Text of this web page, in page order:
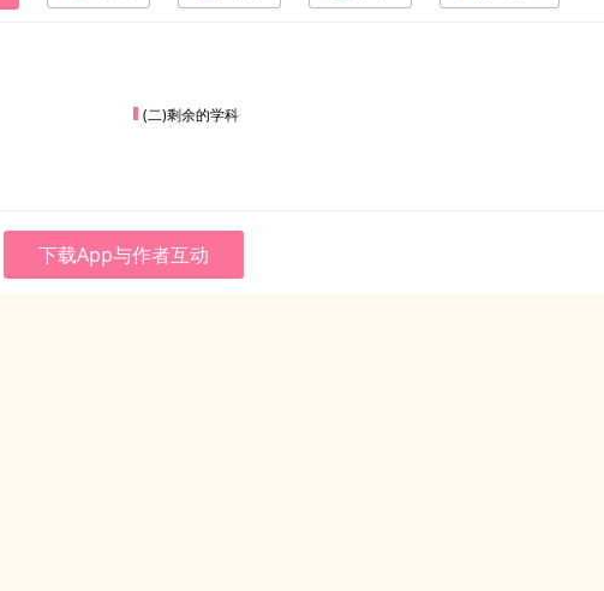
(二)剩余的学科
下载App与作者互动